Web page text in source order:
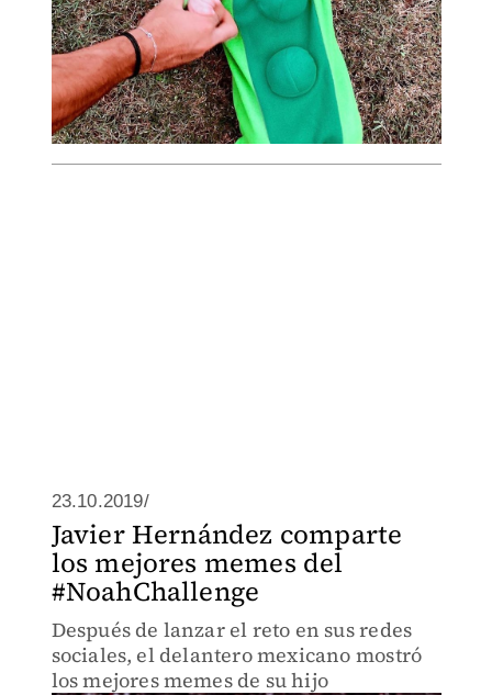
23.10.2019/
Javier Hernández comparte
los mejores memes del
#NoahChallenge
Después de lanzar el reto en sus redes
sociales, el delantero mexicano mostró
los mejores memes de su hijo